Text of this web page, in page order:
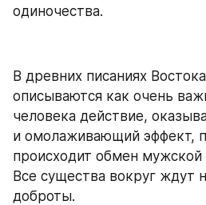
одиночества.
В древних писаниях
описываются как очень
человека действие,
и омолаживающий эффект,
происходит обмен мужской
Все существа вокруг ждут
доброты.